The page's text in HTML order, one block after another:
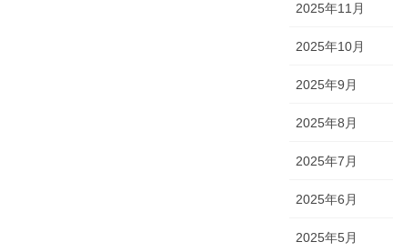
2025年11月
2025年10月
2025年9月
2025年8月
2025年7月
2025年6月
2025年5月